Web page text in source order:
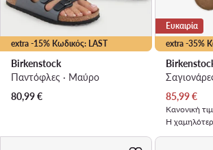
extra -15% Κωδικός: LAST
Birkenstock
Παντόφλες · Μαύρο
80,99€
extra -35%
Ευκαιρία
Τρέχουσα
85,99€
Κανονική
Η